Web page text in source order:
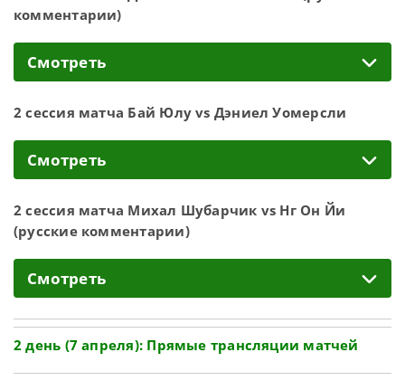
комментарии)
Смотреть
2 сессия матча Бай Юлу vs Дэниел Уомерсли
Смотреть
2 сессия матча Михал Шубарчик vs Нг Он Йи
(русские комментарии)
Смотреть
2 день (7 апреля): Прямые трансляции матчей